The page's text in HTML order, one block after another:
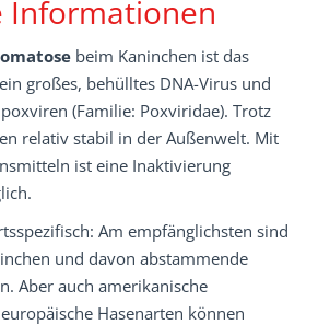
Informationen
beim Kaninchen ist das
großes, behülltes DNA-Virus und
(Familie: Poxviridae). Trotz
relativ stabil in der Außenwelt. Mit
ist eine Inaktivierung
Am empfänglichsten sind
und davon abstammende
Aber auch amerikanische
Hasenarten können